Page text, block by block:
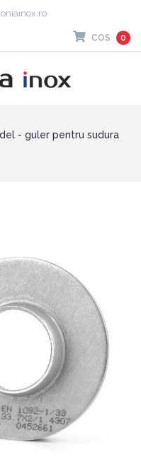
COS 0
- guler pentru sudura